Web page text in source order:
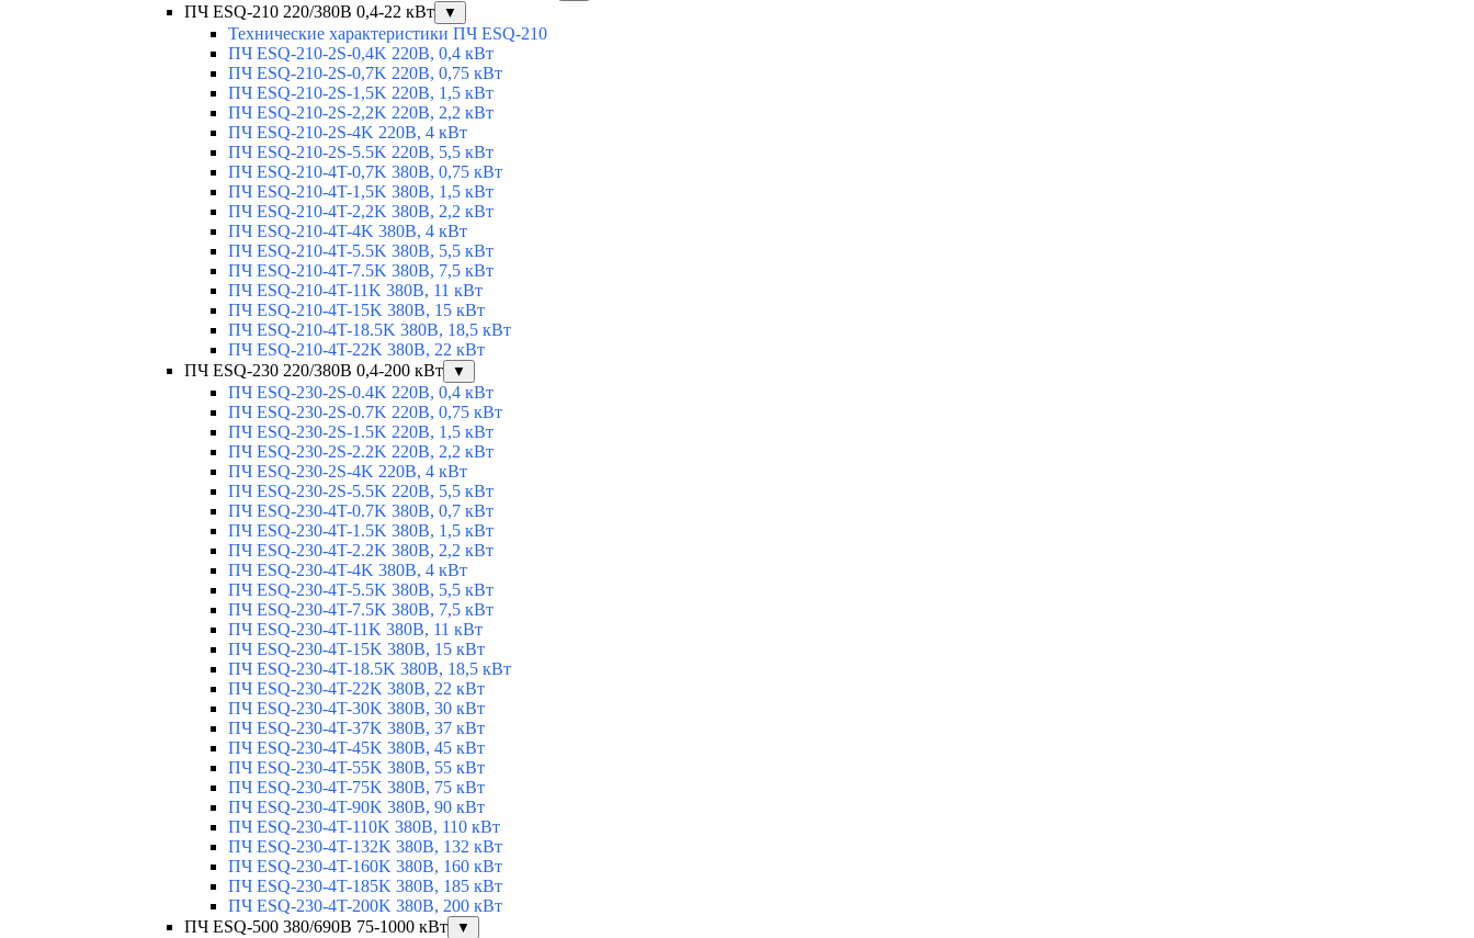
ПЧ ESQ-210 220/380В 0,4-22 кВт ▼
Технические характеристики ПЧ ESQ-210
ПЧ ESQ-210-2S-0,4K 220В, 0,4 кВт
ПЧ ESQ-210-2S-0,7K 220В, 0,75 кВт
ПЧ ESQ-210-2S-1,5K 220В, 1,5 кВт
ПЧ ESQ-210-2S-2,2K 220В, 2,2 кВт
ПЧ ESQ-210-2S-4K 220В, 4 кВт
ПЧ ESQ-210-2S-5.5K 220В, 5,5 кВт
ПЧ ESQ-210-4T-0,7K 380В, 0,75 кВт
ПЧ ESQ-210-4T-1,5K 380В, 1,5 кВт
ПЧ ESQ-210-4T-2,2K 380В, 2,2 кВт
ПЧ ESQ-210-4T-4K 380В, 4 кВт
ПЧ ESQ-210-4T-5.5K 380В, 5,5 кВт
ПЧ ESQ-210-4T-7.5K 380В, 7,5 кВт
ПЧ ESQ-210-4T-11K 380В, 11 кВт
ПЧ ESQ-210-4T-15K 380В, 15 кВт
ПЧ ESQ-210-4T-18.5K 380В, 18,5 кВт
ПЧ ESQ-210-4T-22K 380В, 22 кВт
ПЧ ESQ-230 220/380В 0,4-200 кВт
▼
ПЧ ESQ-230-2S-0.4K 220В, 0,4 кВт
ПЧ ESQ-230-2S-0.7K 220В, 0,75 кВт
ПЧ ESQ-230-2S-1.5K 220В, 1,5 кВт
ПЧ ESQ-230-2S-2.2K 220В, 2,2 кВт
ПЧ ESQ-230-2S-4K 220В, 4 кВт
ПЧ ESQ-230-2S-5.5K 220В, 5,5 кВт
ПЧ ESQ-230-4T-0.7K 380В, 0,7 кВт
ПЧ ESQ-230-4T-1.5K 380В, 1,5 кВт
ПЧ ESQ-230-4T-2.2K 380В, 2,2 кВт
ПЧ ESQ-230-4T-4K 380В, 4 кВт
ПЧ ESQ-230-4T-5.5K 380В, 5,5 кВт
ПЧ ESQ-230-4T-7.5K 380В, 7,5 кВт
ПЧ ESQ-230-4T-11K 380В, 11 кВт
ПЧ ESQ-230-4T-15K 380В, 15 кВт
ПЧ ESQ-230-4T-18.5K 380В, 18,5 кВт
ПЧ ESQ-230-4T-22K 380В, 22 кВт
ПЧ ESQ-230-4T-30K 380В, 30 кВт
ПЧ ESQ-230-4T-37K 380В, 37 кВт
ПЧ ESQ-230-4T-45K 380В, 45 кВт
ПЧ ESQ-230-4T-55K 380В, 55 кВт
ПЧ ESQ-230-4T-75K 380В, 75 кВт
ПЧ ESQ-230-4T-90K 380В, 90 кВт
ПЧ ESQ-230-4T-110K 380В, 110 кВт
ПЧ ESQ-230-4T-132K 380В, 132 кВт
ПЧ ESQ-230-4T-160K 380В, 160 кВт
ПЧ ESQ-230-4T-185K 380В, 185 кВт
ПЧ ESQ-230-4T-200K 380В, 200 кВт
ПЧ ESQ-500 380/690В 75-1000 кВт
▼